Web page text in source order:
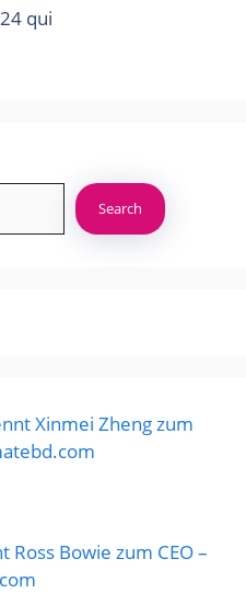
qui
Search
Xinmei Zheng zum
Ross Bowie zum CEO –